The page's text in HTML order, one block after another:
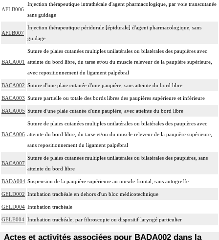
AFLB006
Injection thérapeutique intrathécale d'agent pharmacologique, par voie transcutanée
sans guidage
AFLB007
Injection thérapeutique péridurale [épidurale] d'agent pharmacologique, sans
guidage
BACA001
Suture de plaies cutanées multiples unilatérales ou bilatérales des paupières avec
atteinte du bord libre, du tarse et/ou du muscle releveur de la paupière supérieure,
avec repositionnement du ligament palpébral
BACA002 Suture d'une plaie cutanée d'une paupière, sans atteinte du bord libre
BACA003 Suture partielle ou totale des bords libres des paupières supérieure et inférieure
BACA005 Suture d'une plaie cutanée d'une paupière, avec atteinte du bord libre
BACA006
Suture de plaies cutanées multiples unilatérales ou bilatérales des paupières avec
atteinte du bord libre, du tarse et/ou du muscle releveur de la paupière supérieure,
sans repositionnement du ligament palpébral
BACA007
Suture de plaies cutanées multiples unilatérales ou bilatérales des paupières, sans
atteinte du bord libre
BADA004 Suspension de la paupière supérieure au muscle frontal, sans autogreffe
GELD002 Intubation trachéale en dehors d'un bloc médicotechnique
GELD004 Intubation trachéale
GELE004 Intubation trachéale, par fibroscopie ou dispositif laryngé particulier
Actes et activités associées pour BADA002 dans la